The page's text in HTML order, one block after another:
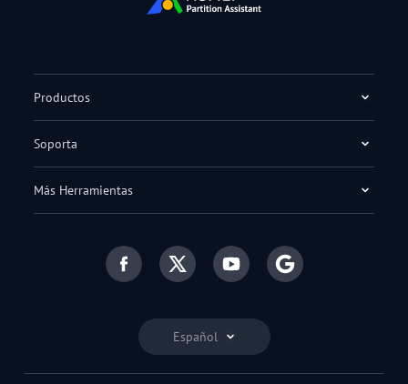
Español
Productos
Soporta
Más Herramientas